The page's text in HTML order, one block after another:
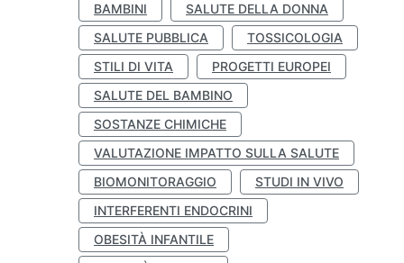
BAMBINI
SALUTE DELLA DONNA
SALUTE PUBBLICA
TOSSICOLOGIA
STILI DI VITA
PROGETTI EUROPEI
SALUTE DEL BAMBINO
SOSTANZE CHIMICHE
VALUTAZIONE IMPATTO SULLA SALUTE
BIOMONITORAGGIO
STUDI IN VIVO
INTERFERENTI ENDOCRINI
OBESITÀ INFANTILE